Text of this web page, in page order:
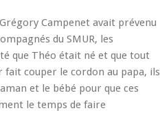
Campenet avait prévenu
du SMUR, les
que Théo était né et que tout
couper le cordon au papa, ils
et le bébé pour que ces
le temps de faire